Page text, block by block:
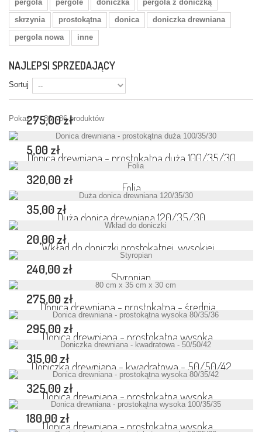
pergola pergole doniczka
pergola z doniczką
skrzynia
prostokątna donica
doniczka drewniana
pergola nowa
inne
NAJLEPSI SPRZEDAJĄCY
Sortuj
Pokaż 1 - 86 - 86 produktów
Donica drewniana - prostokątna duża 100/35/30
275,00 zł
Folia
5,00 zł
Duża donica drewniana 120/35/30
320,00 zł
Wkład do doniczki prostokątnej, wysokiej...
35,00 zł
Styropian
20,00 zł
Donica drewniana - prostokątna - średnia...
240,00 zł
Donica drewniana - prostokątna wysoka...
275,00 zł
Doniczka drewniana - kwadratowa - 50/50/42
295,00 zł
Donica drewniana - prostokątna wysoka...
315,00 zł
Donica drewniana - prostokątna wysoka...
325,00 zł
180,00 zł